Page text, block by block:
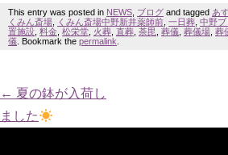
This entry was posted in NEWS ブログ and tagged あ
くみん斎場
くみん斎場中野新井薬師前 一日葬 中野ブ
置施設 料金 松栄堂 火葬 直葬 荼毘 葬儀 葬儀場 葬
儀 . Bookmark the permalink
← 夏の鉢が入荷し
ました